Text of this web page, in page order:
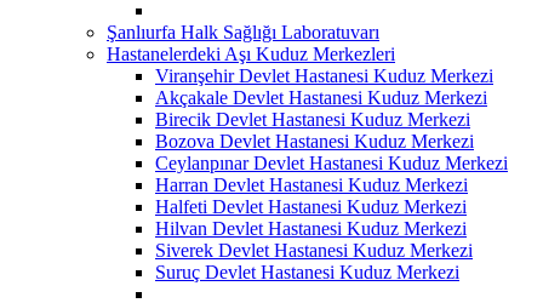
Şanlıurfa Halk Sağlığı Laboratuvarı
Hastanelerdeki Aşı Kuduz Merkezleri
Viranşehir Devlet Hastanesi Kuduz Merkezi
Akçakale Devlet Hastanesi Kuduz Merkezi
Birecik Devlet Hastanesi Kuduz Merkezi
Bozova Devlet Hastanesi Kuduz Merkezi
Ceylanpınar Devlet Hastanesi Kuduz Merkezi
Harran Devlet Hastanesi Kuduz Merkezi
Halfeti Devlet Hastanesi Kuduz Merkezi
Hilvan Devlet Hastanesi Kuduz Merkezi
Siverek Devlet Hastanesi Kuduz Merkezi
Suruç Devlet Hastanesi Kuduz Merkezi